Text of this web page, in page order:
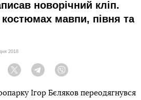
новорічний кліп.
костюмах мавпи, півня та
2018
Facebook Twitter Telegram
Ігор Бєляков переодягнувся